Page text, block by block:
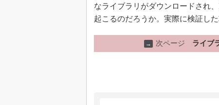
なライブラリがダウンロードされ
起こるのだろうか。実際に検証し
→ 次ページ ライブ